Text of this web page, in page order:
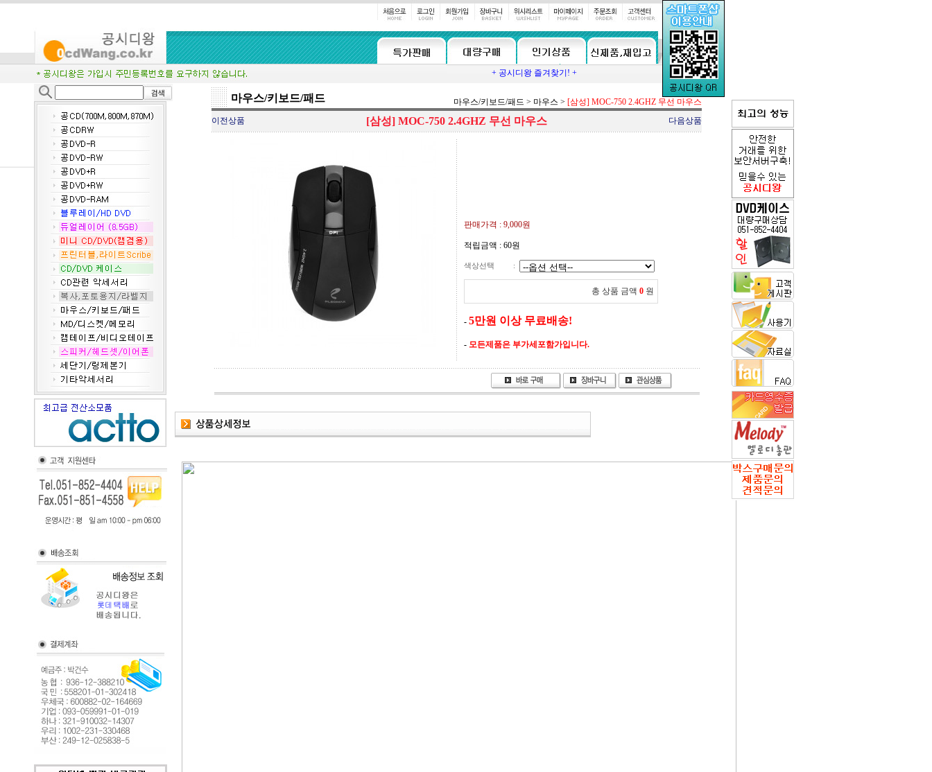
+ 공시디왕 즐겨찾기! +
마우스/키보드/패드 마우스/키보드/패드 > 마우스 > [삼성] MOC-750 2.4GHZ 무선 마우스
이전상품
[삼성] MOC-750 2.4GHZ 무선 마우스 다음상품
판매가격 : 9,000원
적립금액 : 60원
색상선택 :
총 상품 금액 0 원
- 5만원 이상 무료배송!
- 모든제품은 부가세포함가입니다.